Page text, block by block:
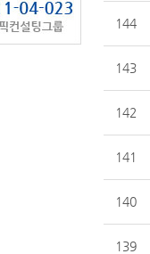
144
143
142
141
140
139